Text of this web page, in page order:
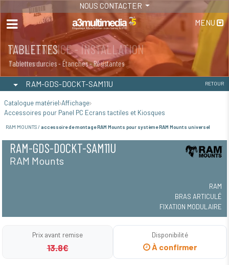
NOUS CONTACTER
MENU
MAINTENANCE - INSTALLATION
Maintenance
TABLETTES
Tablettes durcies - Étanches - Résistantes
RAM-GDS-DOCKT-SAM11U RETOUR
Catalogue matériel Affichage
Accessoires pour Panel PC Ecrans tactiles et Kiosques
RAM MOUNTS / accessoire de montage RAM Mounts pour système RAM Mounts universel
RAM-GDS-DOCKT-SAM11U
RAM Mounts
RAM
BRAS ARTICULÉ
FIXATION MODULAIRE
Prix avant remise
13.8€
Disponibilité
À confirmer